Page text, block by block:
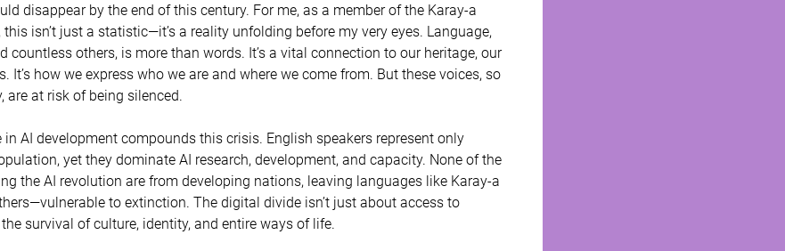
disappear by the end of this century. For me, as a member of the Karay-a
isn’t just a statistic—it’s a reality unfolding before my very eyes. Language,
countless others, is more than words. It’s a vital connection to our heritage, our
It’s how we express who we are and where we come from. But these voices, so
are at risk of being silenced.
AI development compounds this crisis. English speakers represent only
yet they dominate AI research, development, and capacity. None of the
the AI revolution are from developing nations, leaving languages like Karay-a
to extinction. The digital divide isn’t just about access to
survival of culture, identity, and entire ways of life.